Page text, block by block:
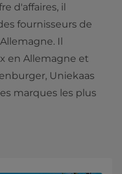
d'affaires, il
fournisseurs de
Il
en Allemagne et
Uniekaas
marques les plus